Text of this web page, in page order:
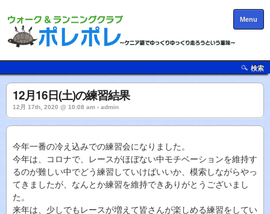
Menu
検索
12月16日(土)の練習結果
12月 17th, 2020 @ 10:08 am › admin
今年一番の冷え込みでの練習会になりました。
今年は、コロナで、レースがほぼない中モチベーションを維持す
るのが難しい中でどう練習していけばいいか、模索しながらやっ
てきましたが、なんとか練習を維持できありがとうございまし
た。
来年は、少しでもレースが増えて皆さんが楽しめる練習をしてい